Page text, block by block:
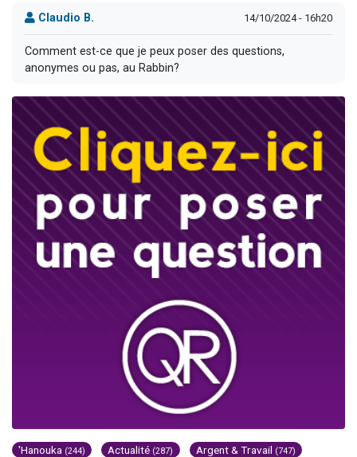
Claudio B. 14/10/2024 - 16h20
Comment est-ce que je peux poser des questions,
anonymes ou pas, au Rabbin?
'Hanouka (244) Actualité (287) Argent & Travail (747)